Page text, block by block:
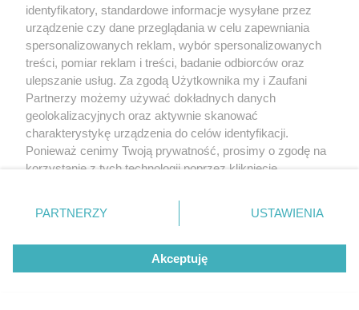
identyfikatory, standardowe informacje wysyłane przez
urządzenie czy dane przeglądania w celu zapewniania
spersonalizowanych reklam, wybór spersonalizowanych
treści, pomiar reklam i treści, badanie odbiorców oraz
ulepszanie usług. Za zgodą Użytkownika my i Zaufani
Partnerzy możemy używać dokładnych danych
geolokalizacyjnych oraz aktywnie skanować
charakterystykę urządzenia do celów identyfikacji.
Ponieważ cenimy Twoją prywatność, prosimy o zgodę na
korzystanie z tych technologii poprzez kliknięcie
zmienić/wycofać klikając przycisk ustawień prywatności
znajdujący się w lewym dolnym rogu strony
rodzaje przetwarzania danych nie wymagają zgody
użytkownika, ale masz prawo sprzeciwić się takiemu
przetwarzaniu. Preferencje będą miały zastosowanie tylko
PARTNERZY USTAWIENIA
Akceptuję